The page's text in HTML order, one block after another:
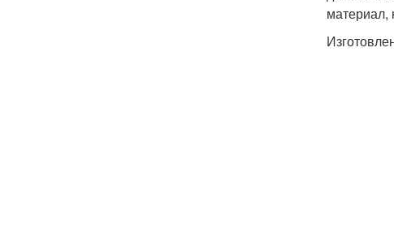
материал,